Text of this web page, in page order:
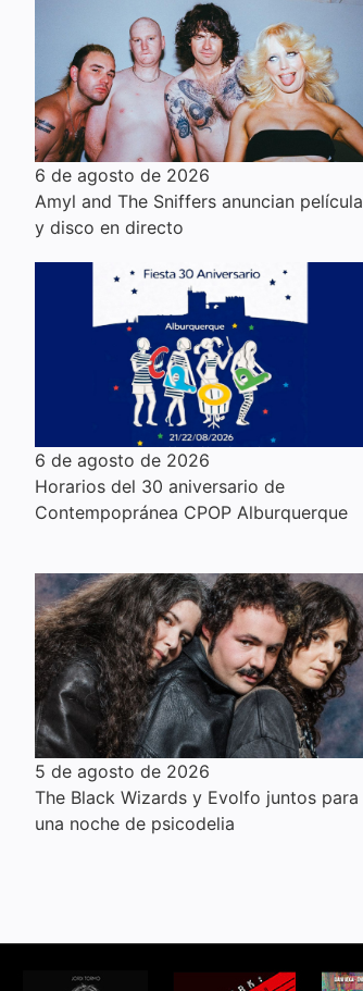
6 de agosto de 2026
Amyl and The Sniffers anuncian película
y disco en directo
6 de agosto de 2026
Horarios del 30 aniversario de
Contempopránea CPOP Alburquerque
5 de agosto de 2026
The Black Wizards y Evolfo juntos para
una noche de psicodelia